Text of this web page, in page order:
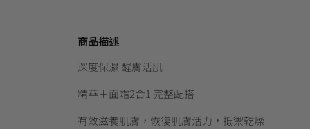
商品描述
深度保濕 醒膚活肌
精華＋面霜2合1 完整配搭
有效滋養肌膚，恢復肌膚活力，抵禦乾燥